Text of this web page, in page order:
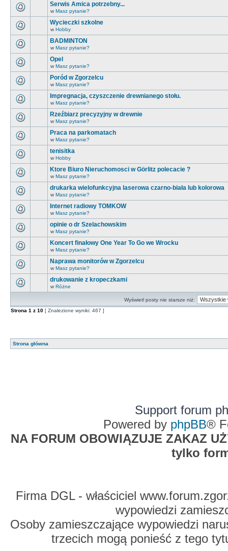
Serwis Amica potrzebny...
w Masz pytanie?
Wycieczki szkolne
w Hobby
BADMINTON
w Masz pytanie?
Opel
w Masz pytanie?
Poród w Zgorzelcu
w Masz pytanie?
Impregnacja, czyszczenie drewnianego stołu.
w Masz pytanie?
Rzeźbiarz precyzyjny w drewnie
w Masz pytanie?
Praca na parkomatach
w Masz pytanie?
tenisitka
w Hobby
Ktore Biuro Nieruchomosci w Görlitz polecacie ?
w Masz pytanie?
drukarka wielofunkcyjna laserowa czarno-biała lub kolorowa
w Masz pytanie?
Internet radiowy TOMKOW
w Masz pytanie?
opinie o dr Szelachowskim
w Masz pytanie?
Koncert finałowy One Year To Go we Wrocku
w Masz pytanie?
Naprawa monitorów w Zgorzelcu
w Masz pytanie?
drukowanie z kropeczkami
w Różne
Wyświetl posty nie starsze niż:
Strona 1 z 10 [ Znalezione wyniki: 467 ]
Strona główna
Support forum
Powered by phpBB®
NA FORUM OBOWIĄZUJE ZAKAZ
tylko
Firma DGL - właściciel
wypowiedzi
Osoby zamieszczające wypowiedzi
trzecich mogą ponieść z tego